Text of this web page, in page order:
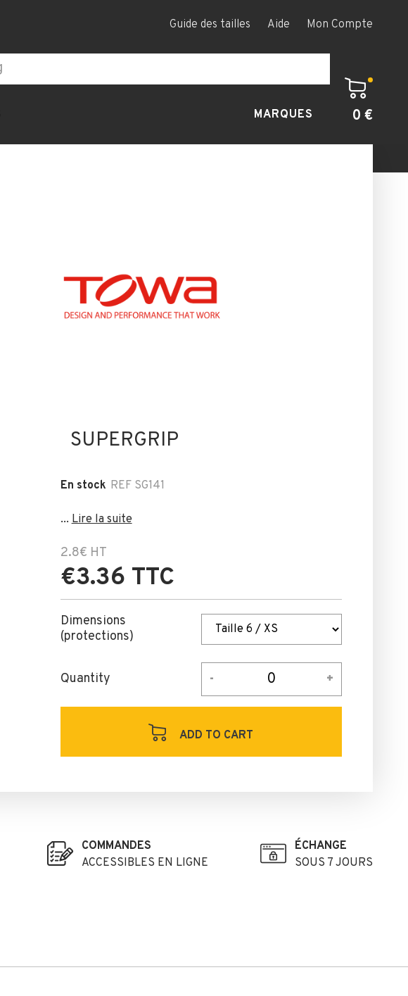
MARQUES
Guide des tailles Aide Mon Compte
0 €
SUPERGRIP
En stock REF SG141
...Lire la suite
2.8€ HT
€3.36 TTC
Dimensions
(protections)
Quantity
ADD TO CART
COMMANDES
ACCESSIBLES EN LIGNE
ÉCHANGE
SOUS 7 JOURS